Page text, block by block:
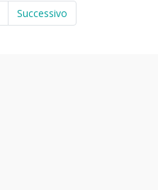
Successivo